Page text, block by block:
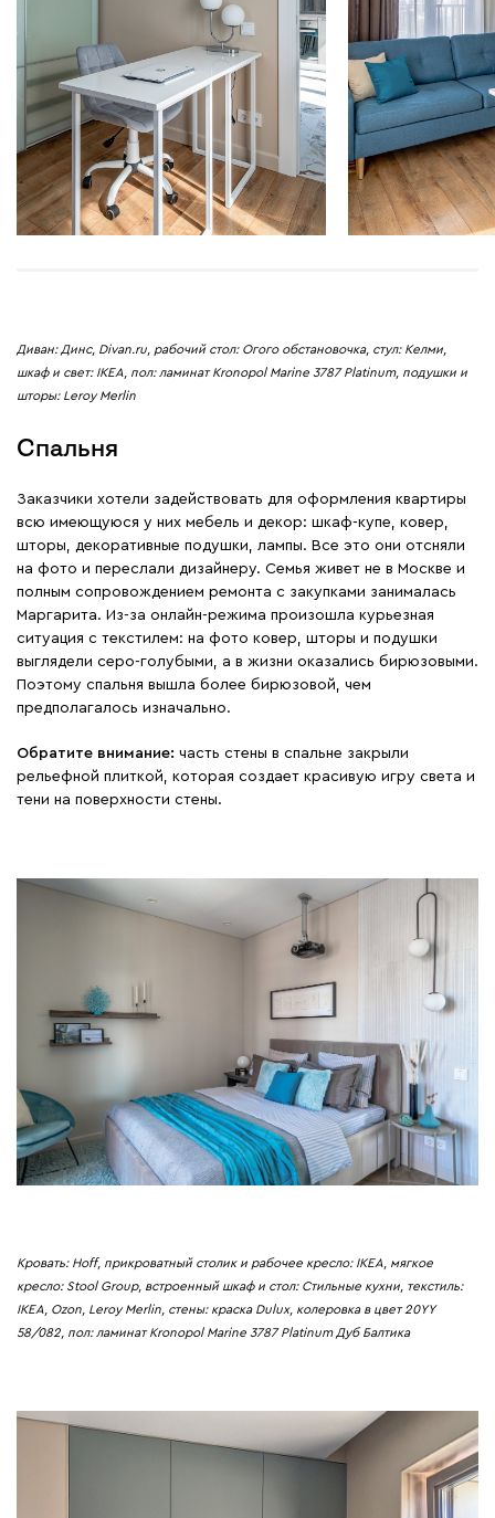
Диван: Динс, Divan.ru, рабочий стол: Огого обстановочка, стул: Келми,
шкаф и свет: IKEA, пол: ламинат Kronopol Marine 3787 Platinum, подушки и
шторы: Leroy Merlin
Спальня
Заказчики хотели задействовать для оформления квартиры
всю имеющуюся у них мебель и декор: шкаф-купе, ковер,
шторы, декоративные подушки, лампы. Все это они отсняли
на фото и переслали дизайнеру. Семья живет не в Москве и
полным сопровождением ремонта с закупками занималась
Маргарита. Из-за онлайн-режима произошла курьезная
ситуация с текстилем: на фото ковер, шторы и подушки
выглядели серо-голубыми, а в жизни оказались бирюзовыми.
Поэтому спальня вышла более бирюзовой, чем
предполагалось изначально.
Обратите внимание: часть стены в спальне закрыли
рельефной плиткой, которая создает красивую игру света и
тени на поверхности стены.
Кровать: Hoff, прикроватный столик и рабочее кресло: IKEA, мягкое
кресло: Stool Group, встроенный шкаф и стол: Стильные кухни, текстиль:
IKEA, Ozon, Leroy Merlin, стены: краска Dulux, колеровка в цвет 20YY
58/082, пол: ламинат Kronopol Marine 3787 Platinum Дуб Балтика